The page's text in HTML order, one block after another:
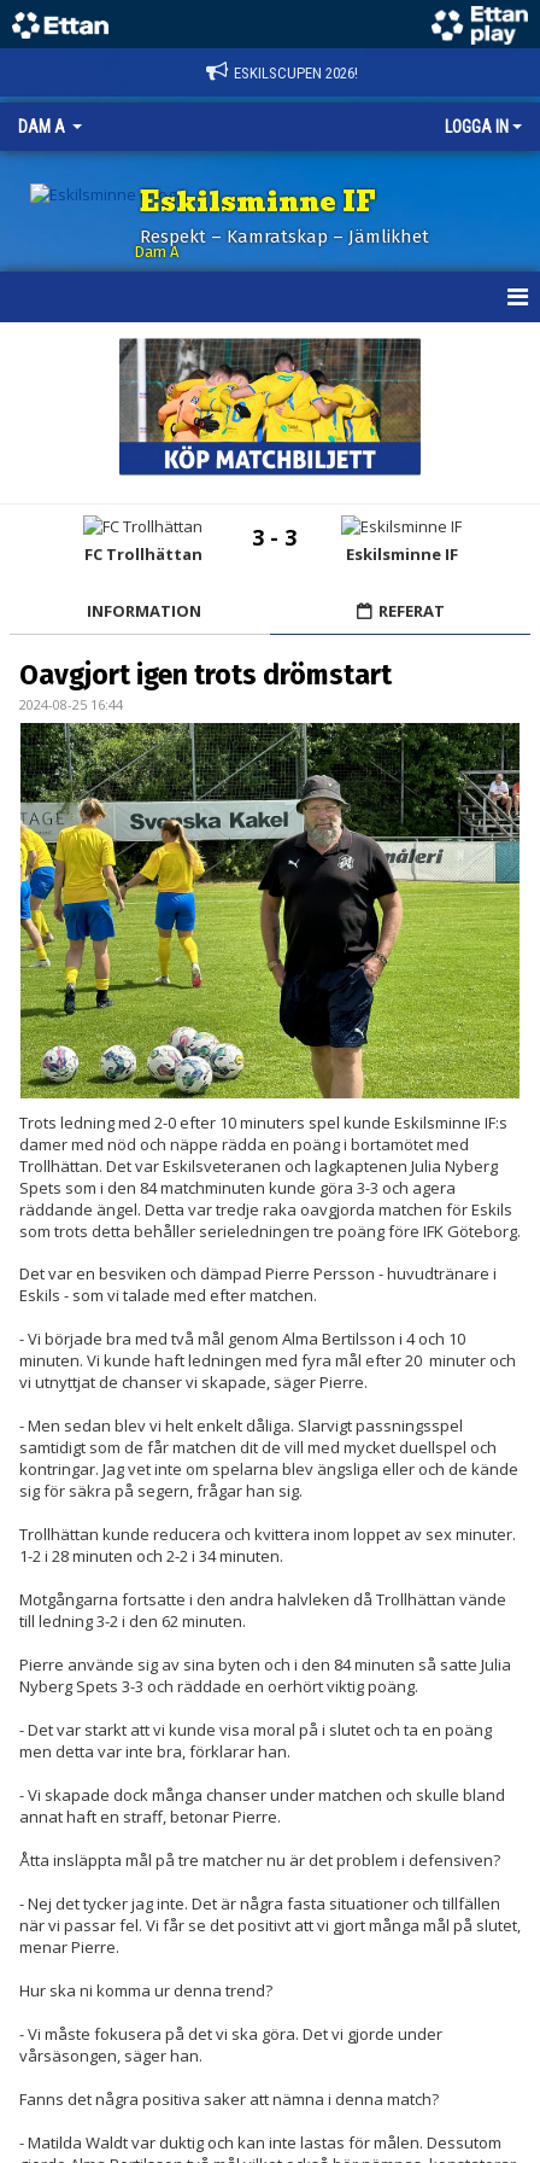
ESKILSCUPEN 2026!
DAM A LOGGA IN
Eskilsminne IF
Respekt – Kamratskap – Jämlikhet
Dam A
BILDGALLERI
DOKUMENT
MATCHER
DIV. 1 SÖDRA
DAM AKADEMI - DIVISION 2
FC Trollhättan
3 - 3
Eskilsminne IF
INFORMATION REFERAT
Oavgjort igen trots drömstart
2024-08-25 16:44
Trots ledning med 2-0 efter 10 minuters spel kunde Eskilsminne IF:s
damer med nöd och näppe rädda en poäng i bortamötet med
Trollhättan. Det var Eskilsveteranen och lagkaptenen Julia Nyberg
Spets som i den 84 matchminuten kunde göra 3-3 och agera
räddande ängel. Detta var tredje raka oavgjorda matchen för Eskils
som trots detta behåller serieledningen tre poäng före IFK Göteborg.
Det var en besviken och dämpad Pierre Persson - huvudtränare i
Eskils - som vi talade med efter matchen.
- Vi började bra med två mål genom Alma Bertilsson i 4 och 10
minuten. Vi kunde haft ledningen med fyra mål efter 20 minuter och
vi utnyttjat de chanser vi skapade, säger Pierre.
- Men sedan blev vi helt enkelt dåliga. Slarvigt passningsspel
samtidigt som de får matchen dit de vill med mycket duellspel och
kontringar. Jag vet inte om spelarna blev ängsliga eller och de kände
sig för säkra på segern, frågar han sig.
Trollhättan kunde reducera och kvittera inom loppet av sex minuter.
1-2 i 28 minuten och 2-2 i 34 minuten.
Motgångarna fortsatte i den andra halvleken då Trollhättan vände
till ledning 3-2 i den 62 minuten.
Pierre använde sig av sina byten och i den 84 minuten så satte Julia
Nyberg Spets 3-3 och räddade en oerhört viktig poäng.
- Det var starkt att vi kunde visa moral på i slutet och ta en poäng
men detta var inte bra, förklarar han.
- Vi skapade dock många chanser under matchen och skulle bland
annat haft en straff, betonar Pierre.
Åtta insläppta mål på tre matcher nu är det problem i defensiven?
- Nej det tycker jag inte. Det är några fasta situationer och tillfällen
när vi passar fel. Vi får se det positivt att vi gjort många mål på slutet,
menar Pierre.
Hur ska ni komma ur denna trend?
- Vi måste fokusera på det vi ska göra. Det vi gjorde under
vårsäsongen, säger han.
Fanns det några positiva saker att nämna i denna match?
- Matilda Waldt var duktig och kan inte lastas för målen. Dessutom